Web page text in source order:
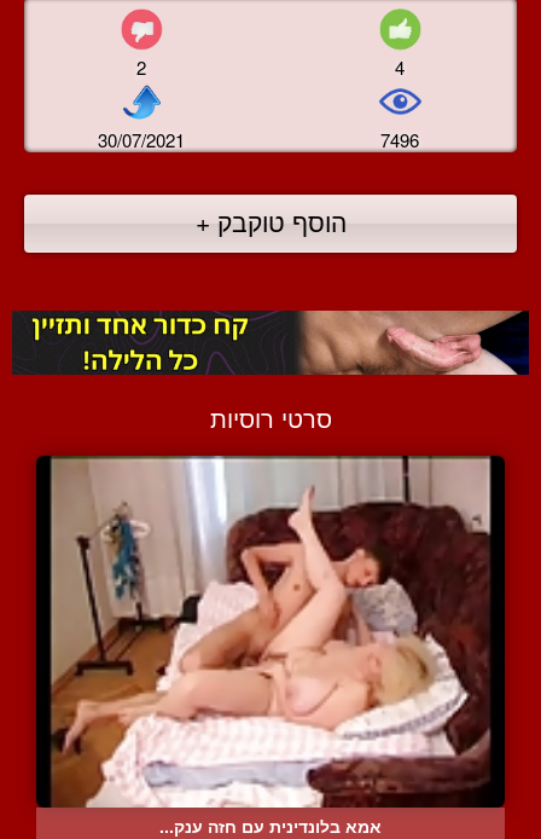
2 4
30/07/2021 7496
הוסף טוקבק +
סרטי רוסיות
אמא בלונדינית עם חזה ענק...